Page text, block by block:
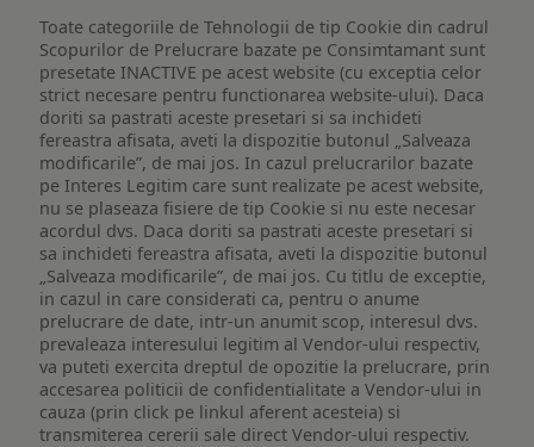
Toate categoriile de Tehnologii de tip Cookie din cadrul
Scopurilor de Prelucrare bazate pe Consimtamant sunt
presetate INACTIVE pe acest website (cu exceptia celor
strict necesare pentru functionarea website-ului). Daca
doriti sa pastrati aceste presetari si sa inchideti
fereastra afisata, aveti la dispozitie butonul „Salveaza
modificarile”, de mai jos. In cazul prelucrarilor bazate
pe Interes Legitim care sunt realizate pe acest website,
nu se plaseaza fisiere de tip Cookie si nu este necesar
acordul dvs. Daca doriti sa pastrati aceste presetari si
sa inchideti fereastra afisata, aveti la dispozitie butonul
„Salveaza modificarile”, de mai jos. Cu titlu de exceptie,
in cazul in care considerati ca, pentru o anume
prelucrare de date, intr-un anumit scop, interesul dvs.
prevaleaza interesului legitim al Vendor-ului respectiv,
va puteti exercita dreptul de opozitie la prelucrare, prin
accesarea politicii de confidentialitate a Vendor-ului in
cauza (prin click pe linkul aferent acesteia) si
transmiterea cererii sale direct Vendor-ului respectiv.